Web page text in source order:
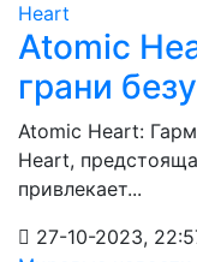
Atomic
грани
Atomic Heart:
Heart,
привлекает...
27-10-2023,